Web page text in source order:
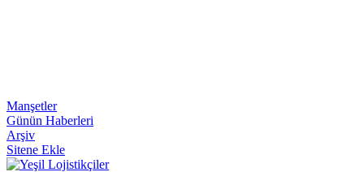
Manşetler
Günün Haberleri
Arşiv
Sitene Ekle